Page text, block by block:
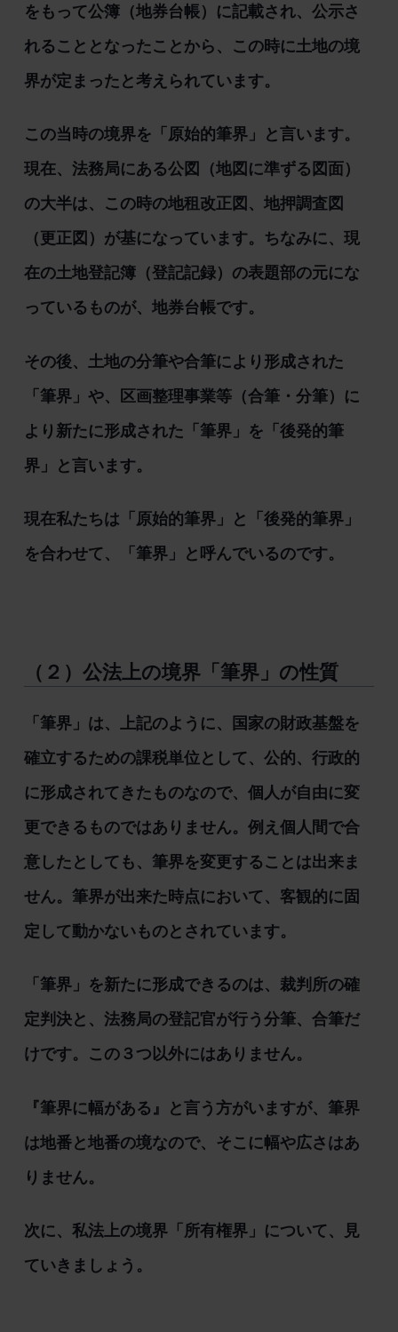
をもって公簿（地券台帳）に記載され、公示さ
れることとなったことから、この時に土地の境
界が定まったと考えられています。
この当時の境界を「原始的筆界」と言います。
現在、法務局にある公図（地図に準ずる図面）
の大半は、この時の地租改正図、地押調査図
（更正図）が基になっています。ちなみに、現
在の土地登記簿（登記記録）の表題部の元にな
っているものが、地券台帳です。
その後、土地の分筆や合筆により形成された
「筆界」や、区画整理事業等（合筆・分筆）に
より新たに形成された「筆界」を「後発的筆
界」と言います。
現在私たちは「原始的筆界」と「後発的筆界」
を合わせて、「筆界」と呼んでいるのです。
（２）公法上の境界「筆界」の性質
「筆界」は、上記のように、国家の財政基盤を
確立するための課税単位として、公的、行政的
に形成されてきたものなので、個人が自由に変
更できるものではありません。例え個人間で合
意したとしても、筆界を変更することは出来ま
せん。筆界が出来た時点において、客観的に固
定して動かないものとされています。
「筆界」を新たに形成できるのは、裁判所の確
定判決と、法務局の登記官が行う分筆、合筆だ
けです。この３つ以外にはありません。
『筆界に幅がある』と言う方がいますが、筆界
は地番と地番の境なので、そこに幅や広さはあ
りません。
次に、私法上の境界「所有権界」について、見
ていきましょう。